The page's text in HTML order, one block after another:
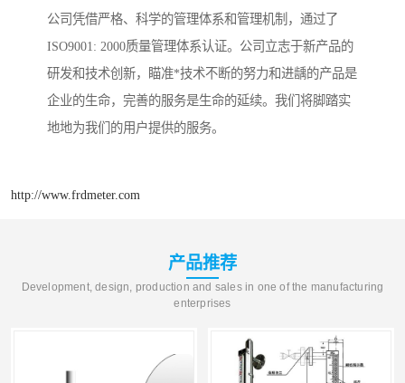
公司凭借严格、科学的管理体系和管理机制，通过了
ISO9001: 2000质量管理体系认证。公司立志于新产品的
研发和技术创新，瞄准*技术不断的努力和进龋的产品是
企业的生命，完善的服务是生命的延续。我们将脚踏实
地地为我们的用户提供的服务。
http://www.frdmeter.com
产品推荐
Development, design, production and sales in one of the manufacturing
enterprises